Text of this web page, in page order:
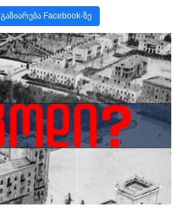
გაზიარება Facebook-ზე